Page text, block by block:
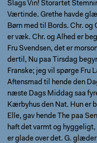
Slags Vin! Storartet
Værtinde. Grethe havde
Børn med til Bords. Chr. og
er væk. Chr. og Alhed er
Fru Svendsen, det er
dertil, Nu paa Tirsdag
Franske; jeg vil spørge Fru
Aftensmad til hende den
næste Dags Middag saa
Kærbyhus den Nat. Hun er
Elle, gav hende The paa
haft det varmt og
er glade over det. G.